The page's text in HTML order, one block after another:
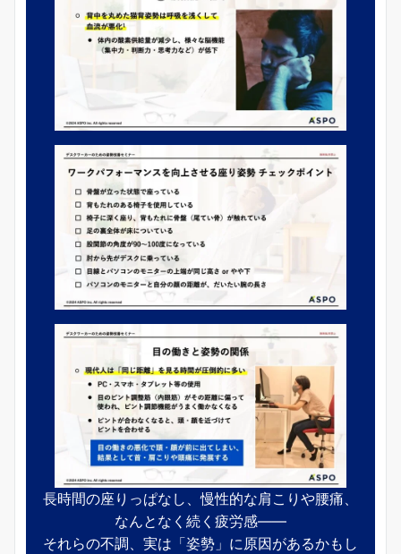
長時間の座りっぱなし、慢性的な肩こりや腰痛、
なんとなく続く疲労感――
それらの不調、実は「姿勢」に原因があるかもし